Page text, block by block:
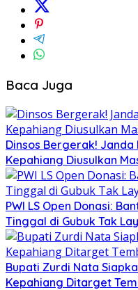
Baca Juga
Dinsos Bergerak! Janda
Kepahiang Diusulkan
PWI LS Open Donasi:
Tinggal di Gubuk Tak
Bupati Zurdi Nata
Kepahiang Ditarget